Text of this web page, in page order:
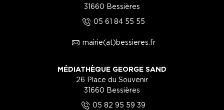
31660 Bessières
5 05 61 84 55 55
1 mairie(at)bessieres.fr
MÉDIATHÈQUE GEORGE SAND
26 Place du Souvenir
31660 Bessières
5 05 82 95 59 39